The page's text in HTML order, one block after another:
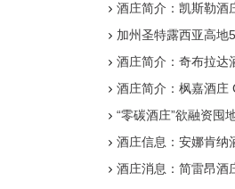
酒庄简介：凯斯勒酒
加州圣特露西亚高地
酒庄简介：奇布拉达
酒庄简介：枫嘉酒
“零碳酒庄”欲融资囤
酒庄信息：安娜肯纳
酒庄消息：简雷昂酒